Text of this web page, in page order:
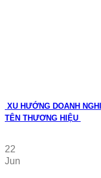
XU HƯỚNG DOANH
TÊN THƯƠNG HIỆU
22
Jun